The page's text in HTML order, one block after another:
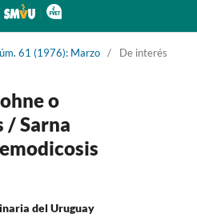
61 (1976): Marzo / De interés
o
/ Sarna
del Uruguay